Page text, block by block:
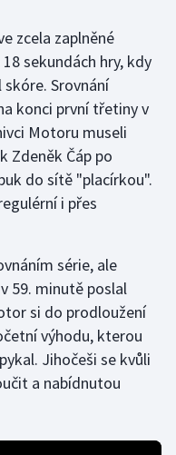
zcela zaplněné
sekundách hry, kdy
Srovnání
konci první třetiny v
Motoru museli
Zdeněk Čáp po
do sítě "placírkou".
i přes
série, ale
59. minutě poslal
si do prodloužení
výhodu, kterou
Jihočeši se kvůli
a nabídnutou